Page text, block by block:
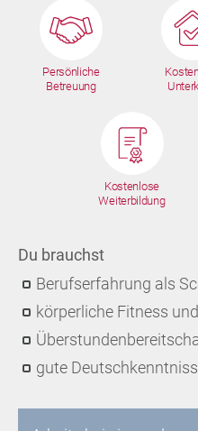
Persönliche
Betreuung
Kostenlose
Weiterbildung
Du brauchst
Berufserfahrung als
körperliche Fitness
gute